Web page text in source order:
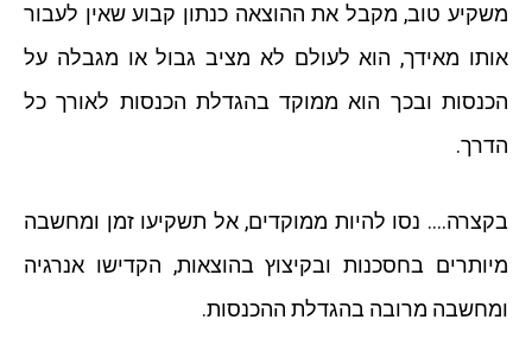
משקיע טוב, מקבל את ההוצאה כנתון קבוע שאין לעבור
אותו מאידך, הוא לעולם לא מציב גבול או מגבלה על
הכנסות ובכך הוא ממוקד בהגדלת הכנסות לאורך כל
הדרך.
בקצרה…. נסו להיות ממוקדים, אל תשקיעו זמן ומחשבה
מיותרים בחסכנות ובקיצוץ בהוצאות, הקדישו אנרגיה
ומחשבה מרובה בהגדלת ההכנסות.